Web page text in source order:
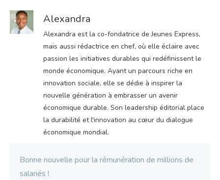
Alexandra
Alexandra est la co-fondatrice de Jeunes Express,
mais aussi rédactrice en chef, où elle éclaire avec
passion les initiatives durables qui redéfinissent le
monde économique. Ayant un parcours riche en
innovation sociale, elle se dédie à inspirer la
nouvelle génération à embrasser un avenir
économique durable. Son leadership éditorial place
la durabilité et l'innovation au cœur du dialogue
économique mondial.
Bonne nouvelle pour la rémunération de millions de
salariés !